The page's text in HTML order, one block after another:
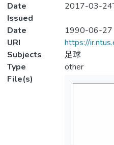
Date
Issued
2017-03-
Date
1990-06-27
URI
https://
Subjects
足球
Type
other
File(s)